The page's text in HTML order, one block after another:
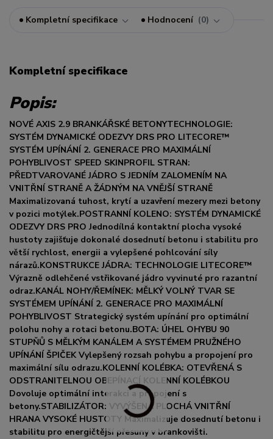
Kompletní specifikace Hodnocení 0
Kompletní specifikace
Popis:
NOVÉ AXIS 2.9 BRANKÁŘSKÉ BETONYTECHNOLOGIE:
SYSTÉM DYNAMICKÉ ODEZVY DRS PRO LITECORE™
SYSTÉM UPÍNÁNÍ 2. GENERACE PRO MAXIMÁLNÍ
POHYBLIVOST SPEED SKINPROFIL STRAN:
PŘEDTVAROVANÉ JÁDRO S JEDNÍM ZALOMENÍM NA
VNITŘNÍ STRANĚ A ŽÁDNÝM NA VNĚJŠÍ STRANĚ
Maximalizovaná tuhost, krytí a uzavření mezery mezi betony
v pozici motýlek.POSTRANNÍ KOLENO: SYSTÉM DYNAMICKÉ
ODEZVY DRS PRO Jednodílná kontaktní plocha vysoké
hustoty zajišťuje dokonalé dosednutí betonu i stabilitu pro
větší rychlost, energii a vylepšené pohlcování síly
nárazů.KONSTRUKCE JÁDRA: TECHNOLOGIE LITECORE™
Výrazně odlehčené vstřikované jádro vyvinuté pro razantní
odraz.KANÁL NOHY/ŘEMÍNEK: MĚLKÝ VOLNÝ TVAR SE
SYSTÉMEM UPÍNÁNÍ 2. GENERACE PRO MAXIMÁLNÍ
POHYBLIVOST Strategický systém upínání pro optimální
polohu nohy a rotaci betonu.BOTA: ÚHEL OHYBU 90
STUPŇŮ S MĚLKÝM KANÁLEM A SYSTÉMEM PRUŽNÉHO
UPÍNÁNÍ ŠPIČEK Vylepšený rozsah pohybu a propojení pro
maximální sílu odrazu.KOLENNÍ KOLÉBKA: OTEVŘENÁ S
ODSTRANITELNOU OBEPÍNACÍ KOLENNÍ KOLÉBKOU
Dovoluje optimální interakci a propojení s
betony.STABILIZÁTOR: VYVÝŠENÁ PLOCHÁ VNITŘNÍ
HRANA VYSOKÉ HUSTOTY Maximalizuje dosednutí betonu i
stabilitu pro energičtější přesuny v brankovišti.